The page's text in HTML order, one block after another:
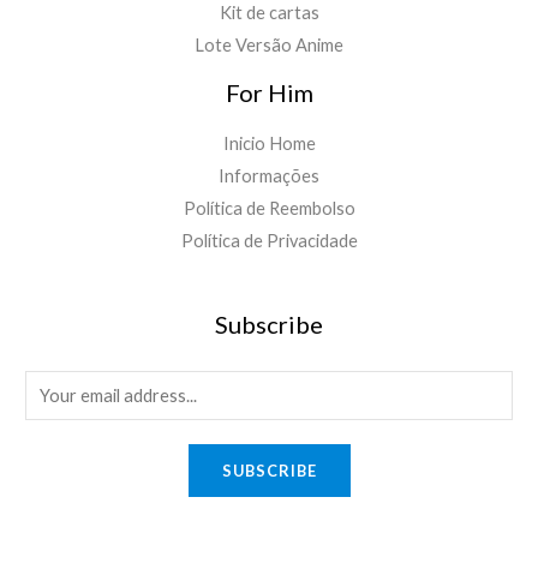
Kit de cartas
Lote Versão Anime
For Him
Inicio Home
Informações
Política de Reembolso
Política de Privacidade
Subscribe
m
SUBSCRIBE